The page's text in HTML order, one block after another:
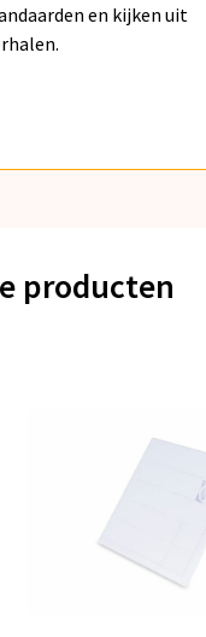
en kijken uit
producten